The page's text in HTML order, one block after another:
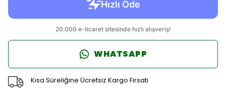
WHATSAPP
Kısa Süreliğine Ücretsiz Kargo Fırsatı